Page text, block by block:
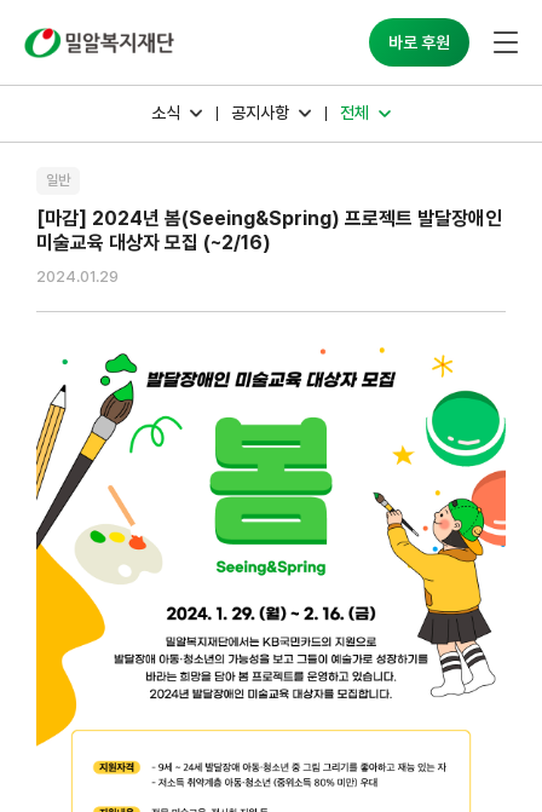
바로 후원
소식 공지사항 전체
일반
[마감] 2024년 봄(Seeing&Spring) 프로젝트 발달장애인
미술교육 대상자 모집 (~2/16)
2024.01.29